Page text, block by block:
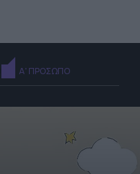
Α' ΠΡΟΣΩΠΟ